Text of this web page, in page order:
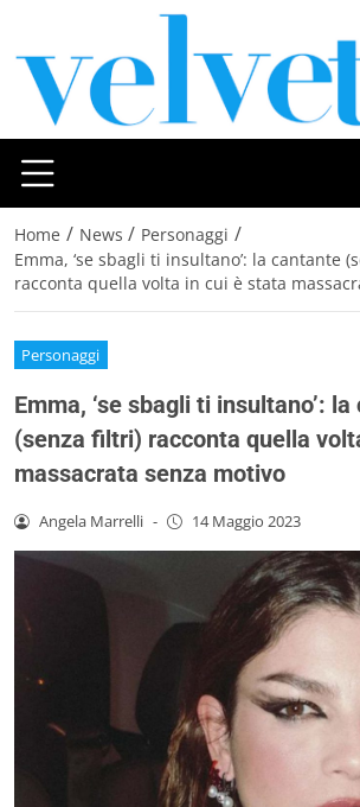
Home / News / Personaggi /
Emma, ‘se sbagli ti insultano’: la cantante
racconta quella volta in cui è stata
Personaggi
Emma, ‘se sbagli ti insultano’:
(senza filtri) racconta quella
massacrata senza motivo
Angela Marrelli - 14 Maggio 2023